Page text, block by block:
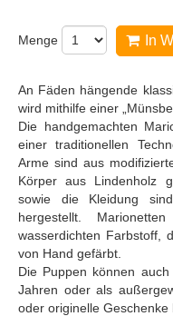
Menge In
An Fäden hängende
wird mithilfe einer
Die handgemachten
einer traditionellen
Arme sind aus
Körper aus Lindenholz
sowie die Kleidung
hergestellt.
wasserdichten Farbstoff,
von Hand gefärbt.
Die Puppen können
Jahren oder als
oder originelle Geschenke